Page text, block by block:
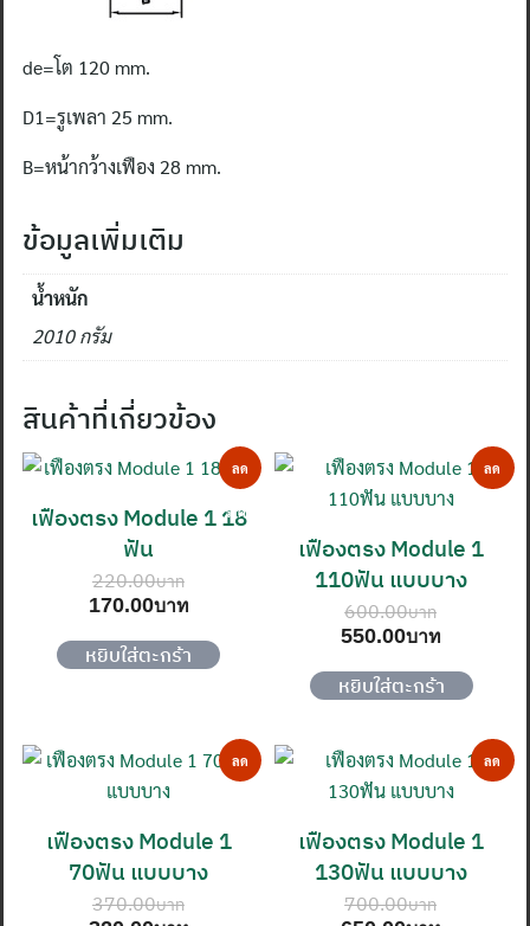
de=โต 120 mm.
D1=รูเพลา 25 mm.
B=หน้ากว้างเฟือง 28 mm.
ข้อมูลเพิ่มเติม
น้ำหนัก
2010 กรัม
สินค้าที่เกี่ยวข้อง
ลด
ราคา!
เฟืองตรง Module 1 18
ฟัน
220.00
Original
was:
220.00฿.
170.00
Current
is:
170.00฿.
หยิบใส่ตะกร้า
ลด
เฟืองตรง Module 1
110ฟัน แบบบาง
600.00
Original
was:
600.00฿.
550.00
is:
550.00฿
หยิบใส่ตะกร้า
ลด
เฟืองตรง Module 1
70ฟัน แบบบาง
370.00
ลด
เฟืองตรง Module 1
130ฟัน แบบบาง
700.00